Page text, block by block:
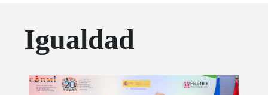
Igualdad